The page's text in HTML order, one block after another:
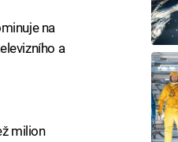
na
a
milion